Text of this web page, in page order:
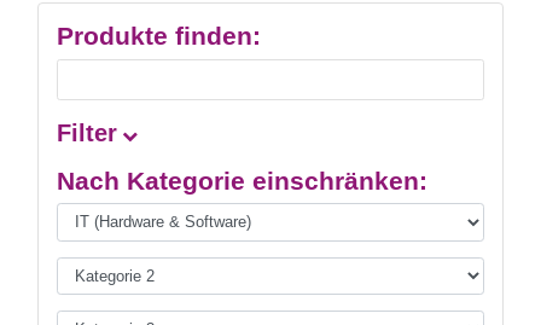
Produkte finden:
Filter
Nach Kategorie einschränken: